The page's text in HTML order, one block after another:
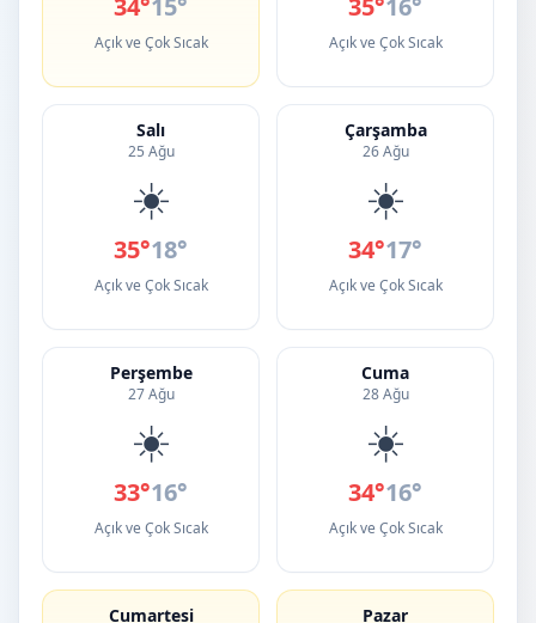
34°15°
Açık ve Çok Sıcak
35°16°
Açık ve Çok Sıcak
Salı
25 Ağu
☀️
35°18°
Açık ve Çok Sıcak
Çarşamba
26 Ağu
☀️
34°17°
Açık ve Çok Sıcak
Perşembe
27 Ağu
☀️
33°16°
Açık ve Çok Sıcak
Cuma
28 Ağu
☀️
34°16°
Açık ve Çok Sıcak
Cumartesi Pazar